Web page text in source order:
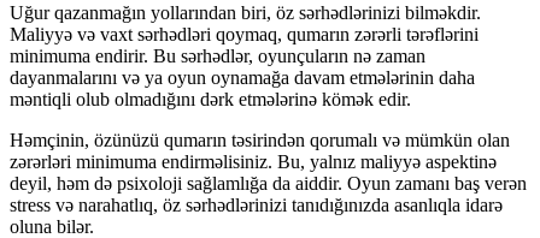
Uğur qazanmağın yollarından biri, öz sərhədlərinizi bilməkdir.
Maliyyə və vaxt sərhədləri qoymaq, qumarın zərərli tərəflərini
minimuma endirir. Bu sərhədlər, oyunçuların nə zaman
dayanmalarını və ya oyun oynamağa davam etmələrinin daha
məntiqli olub olmadığını dərk etmələrinə kömək edir.
Həmçinin, özünüzü qumarın təsirindən qorumalı və mümkün olan
zərərləri minimuma endirməlisiniz. Bu, yalnız maliyyə aspektinə
deyil, həm də psixoloji sağlamlığa da aiddir. Oyun zamanı baş verən
stress və narahatlıq, öz sərhədlərinizi tanıdığınızda asanlıqla idarə
oluna bilər.